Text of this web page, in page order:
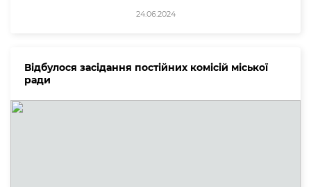
24.06.2024
Відбулося засідання постійних комісій міської
ради